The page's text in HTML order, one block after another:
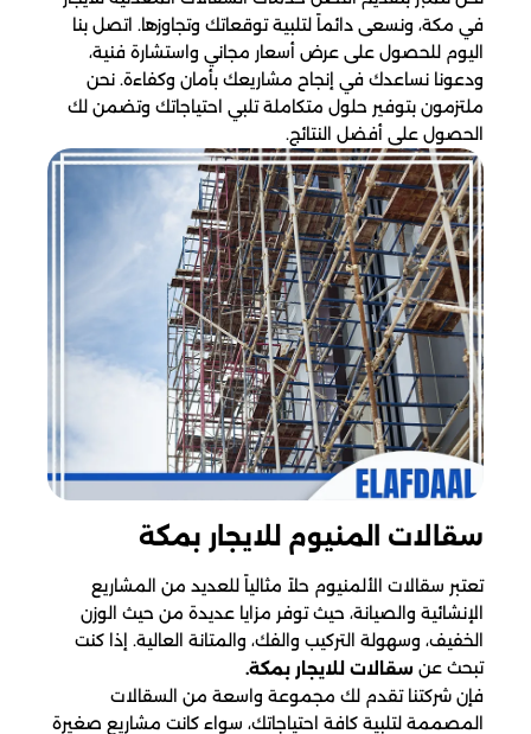
في مكة، ونسعى دائماً لتلبية توقعاتك وتجاوزها. اتصل بنا
اليوم للحصول على عرض أسعار مجاني واستشارة فنية،
ودعونا نساعدك في إنجاح مشاريعك بأمان وكفاءة. نحن
ملتزمون بتوفير حلول متكاملة تلبي احتياجاتك وتضمن لك
الحصول على أفضل النتائج.
سقالات المنيوم​ للايجار بمكة
تعتبر سقالات الألمنيوم حلاً مثالياً للعديد من المشاريع
الإنشائية والصيانة، حيث توفر مزايا عديدة من حيث الوزن
الخفيف، وسهولة التركيب والفك، والمتانة العالية. إذا كنت
تبحث عن سقالات للايجار بمكة.
فإن شركتنا تقدم لك مجموعة واسعة من السقالات
المصممة لتلبية كافة احتياجاتك، سواء كانت مشاريع صغيرة